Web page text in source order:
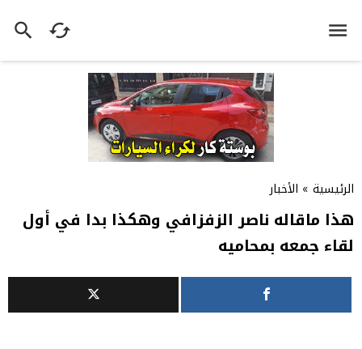
الرئيسية » الأخبار
هذا ماقاله ناصر الزفزافي وهكذا بدا في أول
لقاء جمعه بمحاميه